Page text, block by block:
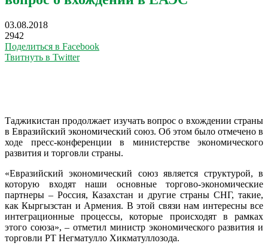
03.08.2018
2942
Поделиться в Facebook
Твитнуть в Twitter
Таджикистан продолжает изучать вопрос о вхождении страны
в Евразийский экономический союз. Об этом было отмечено в
ходе пресс-конференции в министерстве экономического
развития и торговли страны.
«Евразийский экономический союз является структурой, в
которую входят наши основные торгово-экономические
партнеры – Россия, Казахстан и другие страны СНГ, такие,
как Кыргызстан и Армения. В этой связи нам интересны все
интеграционные процессы, которые происходят в рамках
этого союза», – отметил министр экономического развития и
торговли РТ Негматулло Хикматуллозода.